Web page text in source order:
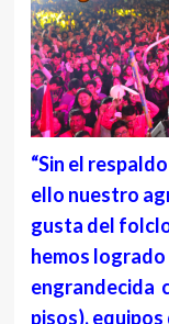
“Sin el
ello nuestro
gusta del
hemos logrado
engrandecida
pisos),